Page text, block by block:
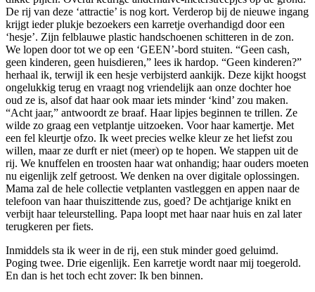
De rij van deze ‘attractie’ is nog kort. Verderop bij de nieuwe ingang
krijgt ieder plukje bezoekers een karretje overhandigd door een
‘hesje’. Zijn felblauwe plastic handschoenen schitteren in de zon.
We lopen door tot we op een ‘GEEN’-bord stuiten. “Geen cash,
geen kinderen, geen huisdieren,” lees ik hardop. “Geen kinderen?”
herhaal ik, terwijl ik een hesje verbijsterd aankijk. Deze kijkt hoogst
ongelukkig terug en vraagt nog vriendelijk aan onze dochter hoe
oud ze is, alsof dat haar ook maar iets minder ‘kind’ zou maken.
“Acht jaar,” antwoordt ze braaf. Haar lipjes beginnen te trillen. Ze
wilde zo graag een vetplantje uitzoeken. Voor haar kamertje. Met
een fel kleurtje ofzo. Ik weet precies welke kleur ze het liefst zou
willen, maar ze durft er niet (meer) op te hopen. We stappen uit de
rij. We knuffelen en troosten haar wat onhandig; haar ouders moeten
nu eigenlijk zelf getroost. We denken na over digitale oplossingen.
Mama zal de hele collectie vetplanten vastleggen en appen naar de
telefoon van haar thuiszittende zus, goed? De achtjarige knikt en
verbijt haar teleurstelling. Papa loopt met haar naar huis en zal later
terugkeren per fiets.
Inmiddels sta ik weer in de rij, een stuk minder goed geluimd.
Poging twee. Drie eigenlijk. Een karretje wordt naar mij toegerold.
En dan is het toch echt zover: Ik ben binnen.